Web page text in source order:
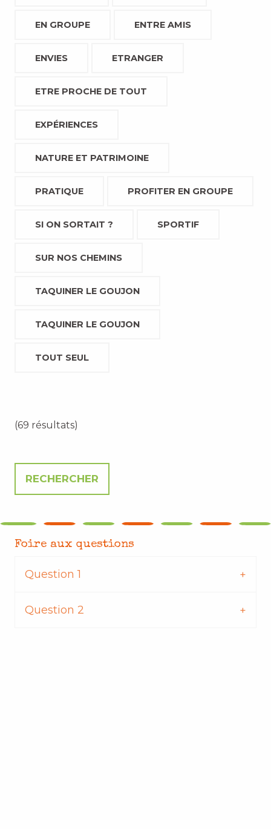
EN GROUPE ENTRE AMIS
ENVIES ETRANGER
ETRE PROCHE DE TOUT
EXPÉRIENCES
NATURE ET PATRIMOINE
PRATIQUE PROFITER EN GROUPE
SI ON SORTAIT ? SPORTIF
SUR NOS CHEMINS
TAQUINER LE GOUJON
TAQUINER LE GOUJON
TOUT SEUL
(69 résultats)
Foire aux questions
Question 1
Question 2